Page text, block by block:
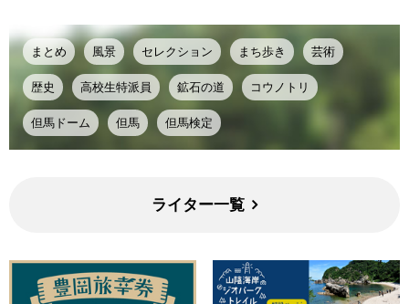
まとめ 風景 セレクション まち歩き 芸術
歴史 高校生特派員 鉱石の道 コウノトリ
但馬ドーム 但馬 但馬検定
ライター一覧